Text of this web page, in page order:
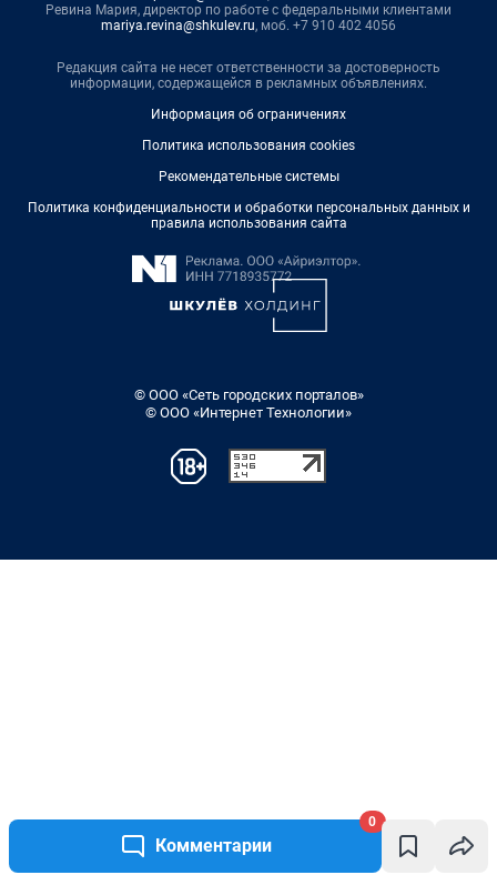
Комментарии
0
Ревина Мария, директор по работе с федеральными клиентами
mariya.revina@shkulev.ru, моб. +7 910 402 4056
Редакция сайта не несет ответственности за достоверность
информации, содержащейся в рекламных объявлениях.
Информация об ограничениях
Политика использования cookies
Рекомендательные системы
Политика конфиденциальности и обработки персональных данных и
правила использования сайта
© ООО «Сеть городских порталов»
© ООО «Интернет Технологии»